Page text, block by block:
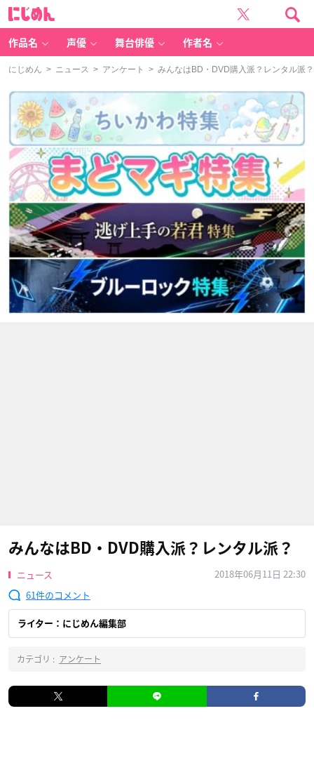
作品名 声優 舞台俳優 作者名
にじめん > ニュース > アンケート > みんなはBD・DVD購入派？レンタル派？
みんなはBD・DVD購入派？レンタル派？
ニュース
2018年06月11日 22:30
61
ライター：にじめん編集部
カテゴリ : アンケート